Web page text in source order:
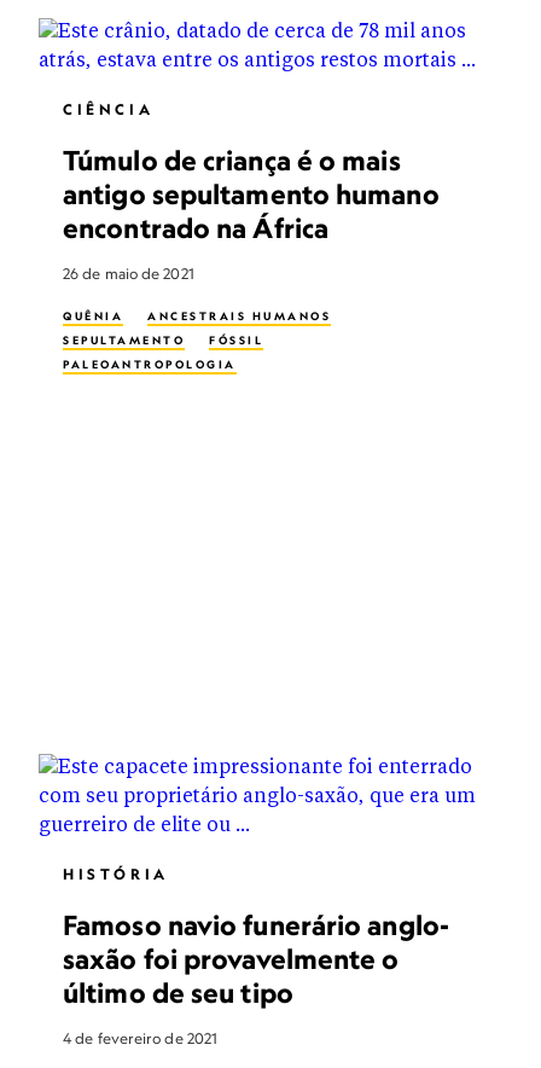
CIÊNCIA
Túmulo de criança é o mais
antigo sepultamento humano
encontrado na África
26 de maio de 2021
QUÊNIA
ANCESTRAIS HUMANOS
SEPULTAMENTO
FÓSSIL
PALEOANTROPOLOGIA
HISTÓRIA
Famoso navio funerário anglo-
saxão foi provavelmente o
último de seu tipo
4 de fevereiro de 2021